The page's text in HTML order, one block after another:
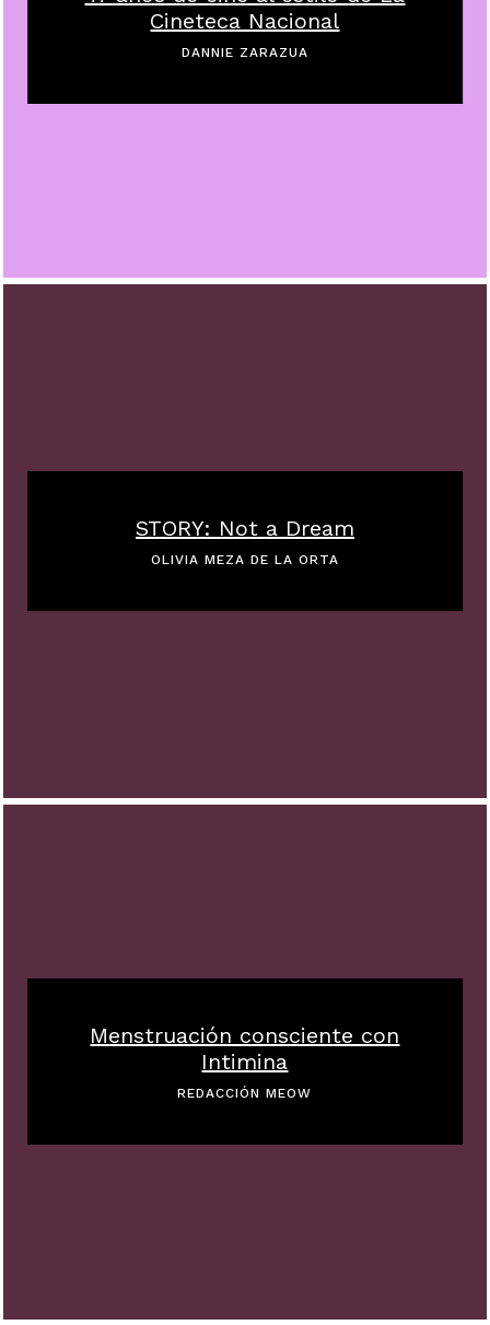
Cineteca Nacional
DANNIE ZARAZUA
STORY: Not a Dream
OLIVIA MEZA DE LA ORTA
Menstruación consciente con
Intimina
REDACCIÓN MEOW